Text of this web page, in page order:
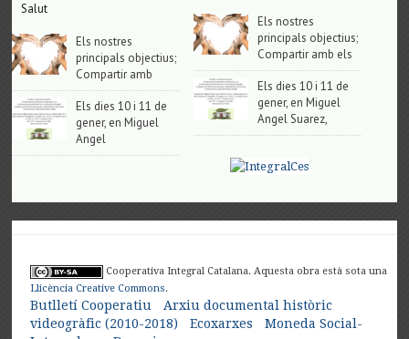
Salut
Els nostres
principals objectius;
Compartir amb
Els dies 10 i 11 de
gener, en Miguel
Angel
Els nostres
principals objectius;
Compartir amb els
Els dies 10 i 11 de
gener, en Miguel
Angel Suarez,
Cooperativa Integral Catalana. Aquesta obra està sota una
Llicència Creative Commons.
Butlletí Cooperatiu
Arxiu documental històric
videogràfic (2010-2018)
Ecoxarxes
Moneda Social-